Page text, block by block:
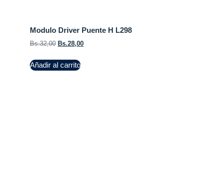
Modulo Driver Puente H L298
Bs.32,00 Bs.28,00
Añadir al carrito